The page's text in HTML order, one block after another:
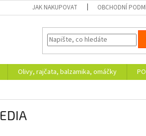
JAK NAKUPOVAT OBCHODNÍ
Olivy, rajčata, balzamika, omáčky
EDIA